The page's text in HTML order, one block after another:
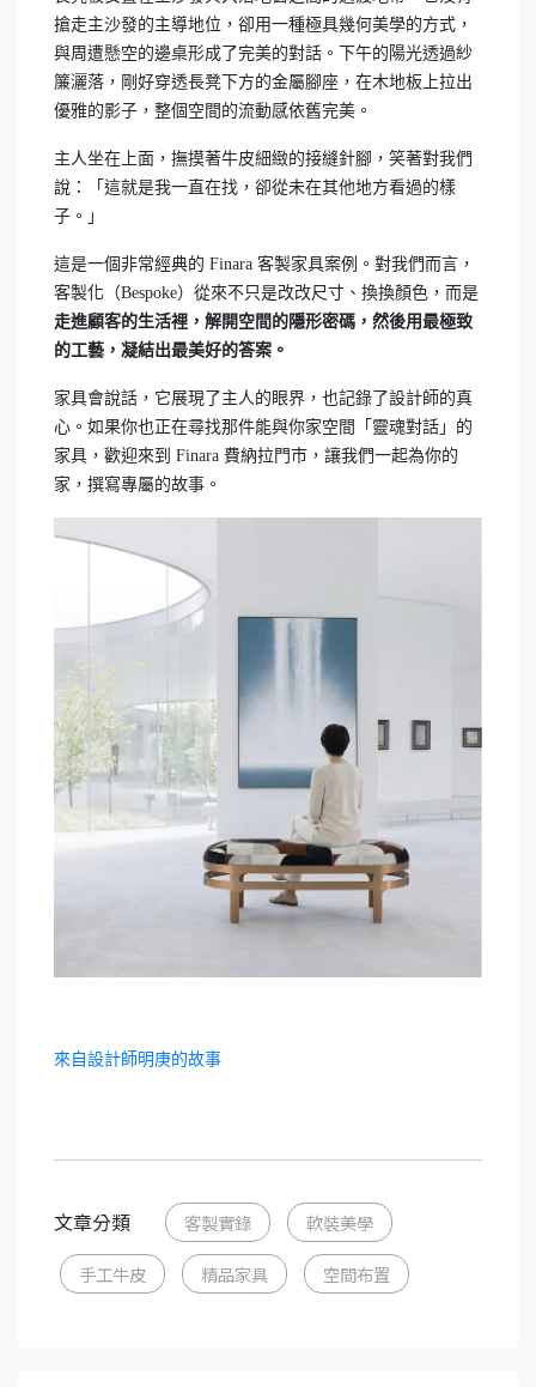
搶走主沙發的主導地位，卻用一種極具幾何美學的方式，
與周遭懸空的邊桌形成了完美的對話。下午的陽光透過紗
簾灑落，剛好穿透長凳下方的金屬腳座，在木地板上拉出
優雅的影子，整個空間的流動感依舊完美。
主人坐在上面，撫摸著牛皮細緻的接縫針腳，笑著對我們
說：「這就是我一直在找，卻從未在其他地方看過的樣
子。」
這是一個非常經典的 Finara 客製家具案例。對我們而言，
客製化（Bespoke）從來不只是改改尺寸、換換顏色，而是
走進顧客的生活裡，解開空間的隱形密碼，然後用最極致
的工藝，凝結出最美好的答案。
家具會說話，它展現了主人的眼界，也記錄了設計師的真
心。如果你也正在尋找那件能與你家空間「靈魂對話」的
家具，歡迎來到 Finara 費納拉門市，讓我們一起為你的
家，撰寫專屬的故事。
來自設計師明庚的故事
文章分類 客製實錄 軟裝美學
手工牛皮 精品家具 空間布置